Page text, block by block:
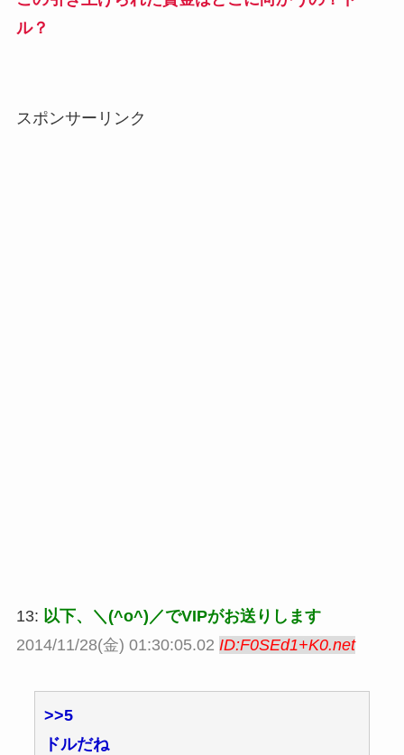
ル？
スポンサーリンク
13: 以下、＼(^o^)／でVIPがお送りします
2014/11/28(金) 01:30:05.02 ID:F0SEd1+K0.net
>>5
ドルだね